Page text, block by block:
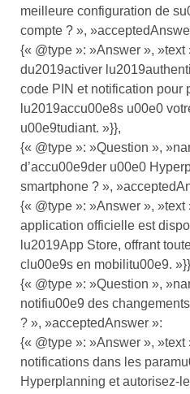
meilleure configuration de
compte ? »,
{« @type »: »Answer »,
du2019activer
code PIN et notification pour
lu2019accu00e8s u00e0
u00e9tudiant. »}},
{« @type »: »Question »,
d’accu00e9der u00e0
smartphone ? »,
{« @type »: »Answer »,
application officielle est
lu2019App Store, offrant
clu00e9s en mobilitu00e9.
{« @type »: »Question »,
notifiu00e9 des
? », »acceptedAnswer »:
{« @type »: »Answer », »text
notifications dans les
Hyperplanning et autorisez-